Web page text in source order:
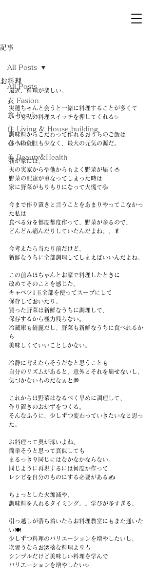
記事
All Posts
衣 Fasion
食 Foods
住 Living & House building
心 Mind
美 Beauty&Health
All Posts
お料理
最近、料理が楽しい。
実穂ちゃんと会うと一緒に料理することが多くて
いつも私の料理スイッチを押してくれる✨
調味料からこだわって作れるおうちのご飯は
体への負担も少なく、最大の元気の源だ。
我が家には、
夫の実家からや他からもよく野菜が届く🍅
野菜の配達が重なってしまった時は
家に野菜がもりもりになって大慌て💦
今まで作り置きと言うことをあまりやってこなかっ
た私は
食べる分を都度都度作って、野菜が余るので、
どんどん痛んだりしていたんだよね。。🥬
今考えたら当たり前だけど、
新鮮なうちに全部調理してしまえばいいんだよね。
この前みほちゃんとお家で料理したときに
改めてそのことを感じた。
キャベツ1玉全部を使ってスープにして
保存しておいたり。
買った野菜は新鮮なうちに調理して、
保存するから極力残らない。
冷蔵庫も綺麗だし、野菜も新鮮なうちに食べれるか
ら
美味しくていいことしかない。
冷静に考えたらそうだなと思うことも
自分のリズムがあると、意外とそれを崩せないし、
気づかないものだなぁと💭
これからは野菜はなるべく早めに調理して、
作り置きのおかずをつくる。
そんなふうに、少しずつ変わっていきたいなと思っ
た。
お料理って奥が深いよね。
簡単そうと思って真似しても
まるっきり同じにはなかなかならない。
同じように再現するには何度か作って
レシピを自分のものにする必要がある✍️
ちょっとした火加減や、
調味料を入れるタイミング。。学びが多すぎる。
引っ越しが落ち着いたらお料理教室にもまた通いた
い🍽️
少しずつ料理のバリエーションを増やしたいし、
次習うならお洒落な料理よりも
シンプルだけど美味しい料理を学んで
バリエーションを増やしたい✨